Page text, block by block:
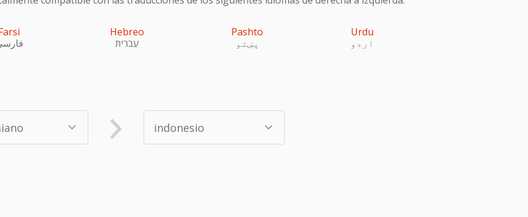
Hebreo
עִברִית
Pashto
پښتو
Urdu
اردو